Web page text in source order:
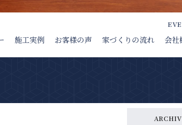
施工実例 お客様の声 家づくりの流れ 会社